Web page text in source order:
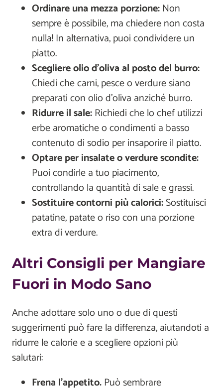
Ordinare una mezza porzione:Non
sempre è possibile, ma chiedere non costa
nulla! In alternativa, puoi condividere un
piatto.
Scegliere olio d’oliva al posto del burro:
Chiedi che carni, pesce o verdure siano
preparati con olio d’oliva anziché burro.
Ridurre il sale:Richiedi che lo chef utilizzi
erbe aromatiche o condimenti a basso
contenuto di sodio per insaporire il piatto.
Optare per insalate o verdure scondite:
Puoi condirle a tuo piacimento,
controllando la quantità di sale e grassi.
Sostituire contorni più calorici:Sostituisci
patatine, patate o riso con una porzione
extra di verdure.
Altri Consigli per Mangiare
Fuori in Modo Sano
Anche adottare solo uno o due di questi
suggerimenti può fare la differenza, aiutandoti a
ridurre le calorie e a scegliere opzioni più
salutari:
Frena l’appetito.Può sembrare